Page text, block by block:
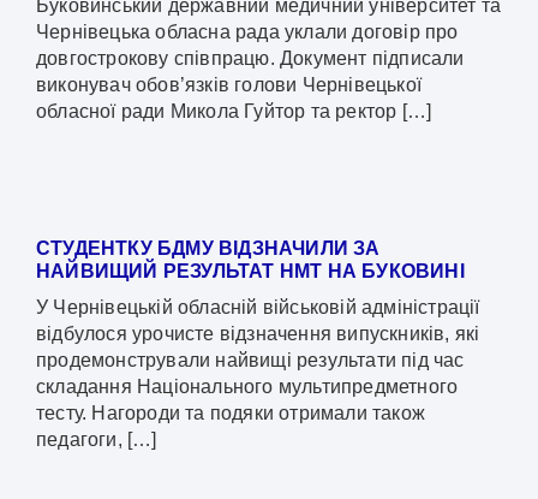
Буковинський державний медичний університет та
Чернівецька обласна рада уклали договір про
довгострокову співпрацю. Документ підписали
виконувач обов’язків голови Чернівецької
обласної ради Микола Гуйтор та ректор […]
СТУДЕНТКУ БДМУ ВІДЗНАЧИЛИ ЗА
НАЙВИЩИЙ РЕЗУЛЬТАТ НМТ НА БУКОВИНІ
У Чернівецькій обласній військовій адміністрації
відбулося урочисте відзначення випускників, які
продемонстрували найвищі результати під час
складання Національного мультипредметного
тесту. Нагороди та подяки отримали також
педагоги, […]